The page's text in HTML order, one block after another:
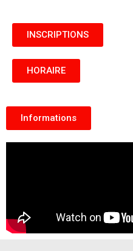
INSCRIPTIONS
HORAIRE
Informations